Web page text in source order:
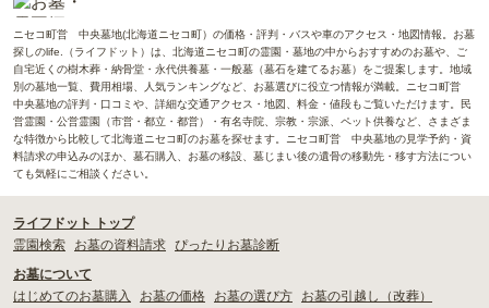
ニセコ町営 中央墓地(北海道ニセコ町）の価格・評判・バスや車のアクセス・地図情報。お墓
探しのlife.（ライフドット）は、北海道ニセコ町の霊園・墓地の中からおすすめのお墓や、ご
自宅近くの樹木葬・納骨堂・永代供養墓・一般墓（墓石を建てるお墓）をご提案します。地域
別の墓地一覧、費用相場、人気ランキングなど、お墓選びに役立つ情報が満載。ニセコ町営
中央墓地の評判・口コミや、詳細な交通アクセス・地図、料金・値段もご覧いただけます。民
営霊園・公営霊園（市営・都立・都営）・有名寺院、宗教・宗派、ペット供養など、さまざま
な特徴から比較して北海道ニセコ町のお墓を探せます。ニセコ町営 中央墓地の見学予約・資
料請求の申込みのほか、墓石購入、お墓の移設、墓じまい後の遺骨の移動先・移す方法につい
ても気軽にご相談ください。
ライフドット トップ
霊園検索
お墓の資料請求 ぴったりお墓診断
お墓について
はじめてのお墓購入
お墓の価格 お墓の選び方
お墓の引越し（改葬）